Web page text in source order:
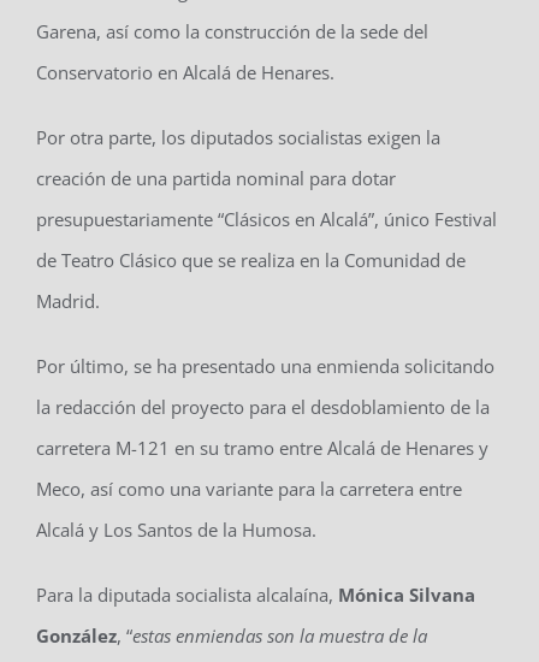
Garena, así como la construcción de la sede del
Conservatorio en Alcalá de Henares.
Por otra parte, los diputados socialistas exigen la
creación de una partida nominal para dotar
presupuestariamente “Clásicos en Alcalá”, único Festival
de Teatro Clásico que se realiza en la Comunidad de
Madrid.
Por último, se ha presentado una enmienda solicitando
la redacción del proyecto para el desdoblamiento de la
carretera M-121 en su tramo entre Alcalá de Henares y
Meco, así como una variante para la carretera entre
Alcalá y Los Santos de la Humosa.
Para la diputada socialista alcalaína, Mónica Silvana
González, “estas enmiendas son la muestra de la